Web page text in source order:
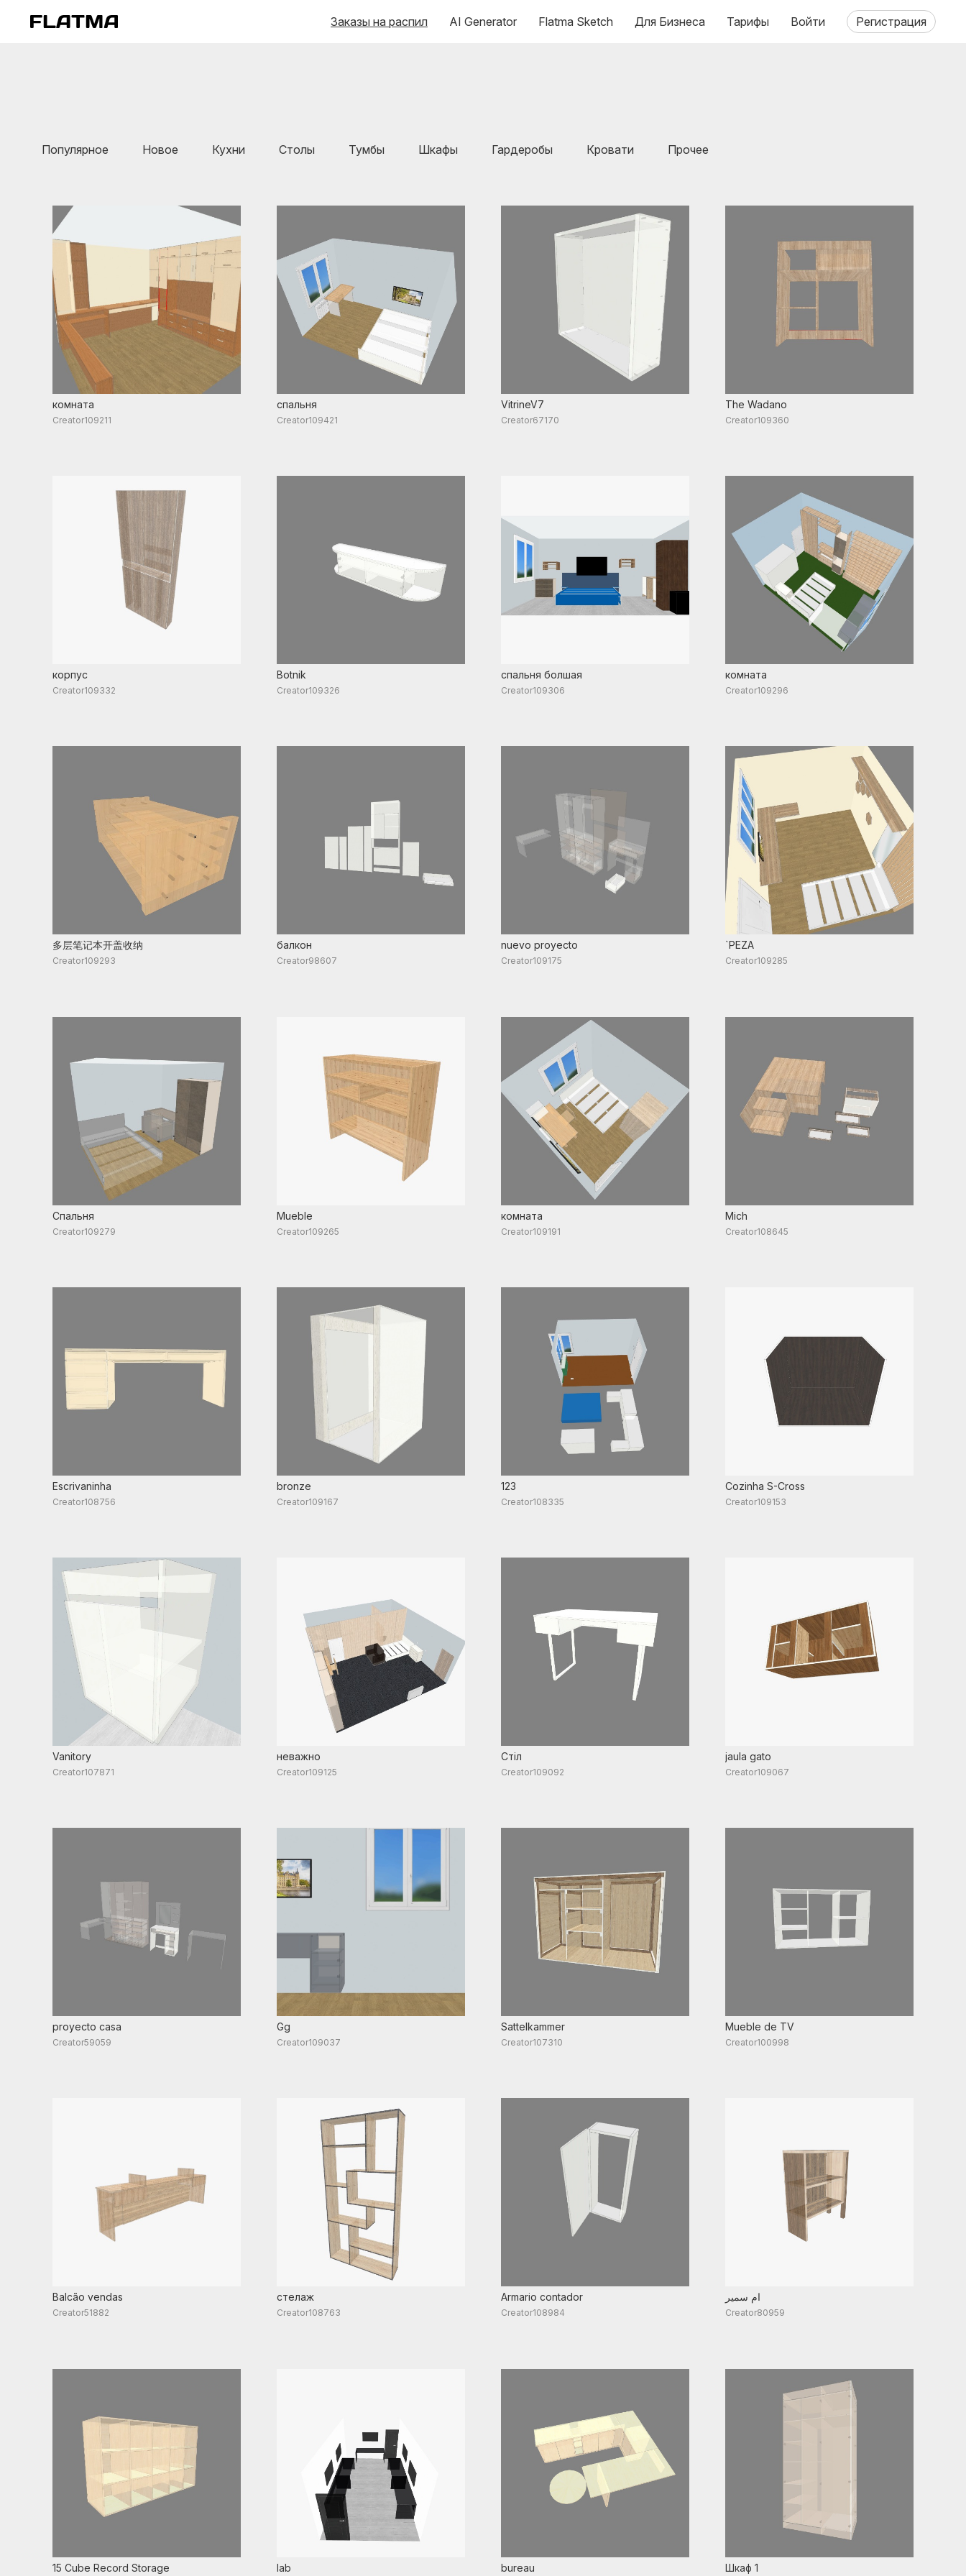
Заказы на распил AI Generator Flatma Sketch Для Бизнеса Тарифы Войти Регистрация
Популярное Новое Кухни Столы Тумбы Шкафы Гардеробы Кровати Прочее
комната
Creator109211
спальня
Creator109421
VitrineV7
Creator67170
The Wadano
Creator109360
корпус
Creator109332
Botnik
Creator109326
спальня болшая
Creator109306
комната
Creator109296
多层笔记本开盖收纳
Creator109293
балкон
Creator98607
nuevo proyecto
Creator109175
`PEZA
Creator109285
Спальня
Creator109279
Mueble
Creator109265
комната
Creator109191
Mich
Creator108645
Escrivaninha
Creator108756
bronze
Creator109167
123
Creator108335
Cozinha S-Cross
Creator109153
Vanitory
Creator107871
неважно
Creator109125
Стіл
Creator109092
jaula gato
Creator109067
proyecto casa
Creator59059
Gg
Creator109037
Sattelkammer
Creator107310
Mueble de TV
Creator100998
Balcão vendas
Creator51882
стелаж
Creator108763
Armario contador
Creator108984
ام سمير
Creator80959
15 Cube Record Storage lab bureau Шкаф 1